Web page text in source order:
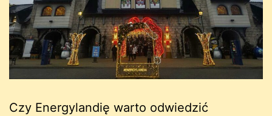
Czy Energylandię warto odwiedzić